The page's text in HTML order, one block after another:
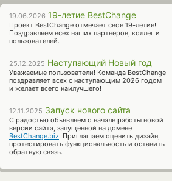
19.06.2026 19-летие BestChange
Проект BestChange отмечает свое 19-летие!
Поздравляем всех наших партнеров, коллег и
пользователей.
25.12.2025 Наступающий Новый год
Уважаемые пользователи! Команда BestChange
поздравляет всех с наступающим 2026 годом
и желает всего наилучшего!
12.11.2025 Запуск нового сайта
С радостью объявляем о начале работы новой
версии сайта, запущенной на домене
BestChange.biz. Приглашаем оценить дизайн,
протестировать функциональность и оставить
обратную связь.